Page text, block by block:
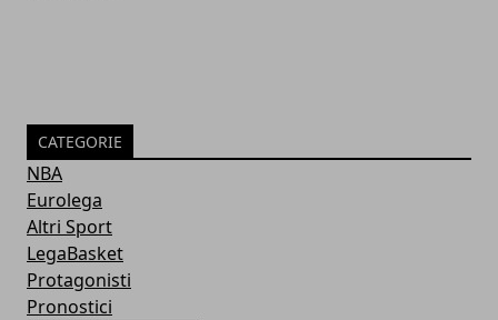
CATEGORIE
NBA
Eurolega
Altri Sport
LegaBasket
Protagonisti
Pronostici